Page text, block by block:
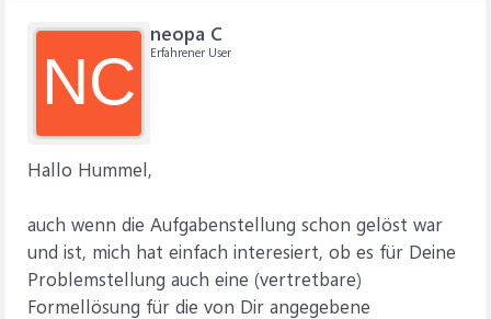
NC
neopa C
Erfahrener User
Hallo Hummel,
auch wenn die Aufgabenstellung schon gelöst war
und ist, mich hat einfach interesiert, ob es für Deine
Problemstellung auch eine (vertretbare)
Formellösung für die von Dir angegebene